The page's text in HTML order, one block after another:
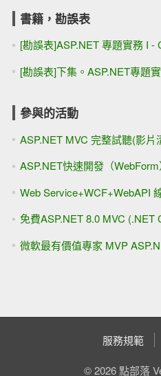
書籍，勘誤表
[勘誤表]ASP.NET 專題實務 I -
[勘誤表]下集。ASP.NET專題
參與的活動
ASP.NET MVC 完整試聽(影片
ASP.NET快速開發（
Web Service+WCF+WebAPI
免費ASP.NET 8.0 MVC (.NET
微軟最有價值專家 MVP
服務規範
© 2026 點部落